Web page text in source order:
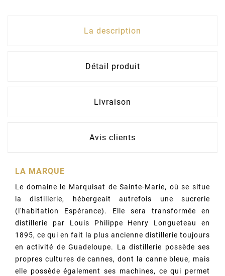
La description
Détail produit
Livraison
Avis clients
LA MARQUE
Le domaine le Marquisat de Sainte-Marie, où se situe
la distillerie, hébergeait autrefois une sucrerie
(l'habitation Espérance). Elle sera transformée en
distillerie par Louis Philippe Henry Longueteau en
1895, ce qui en fait la plus ancienne distillerie toujours
en activité de Guadeloupe. La distillerie possède ses
propres cultures de cannes, dont la canne bleue, mais
elle possède également ses machines, ce qui permet